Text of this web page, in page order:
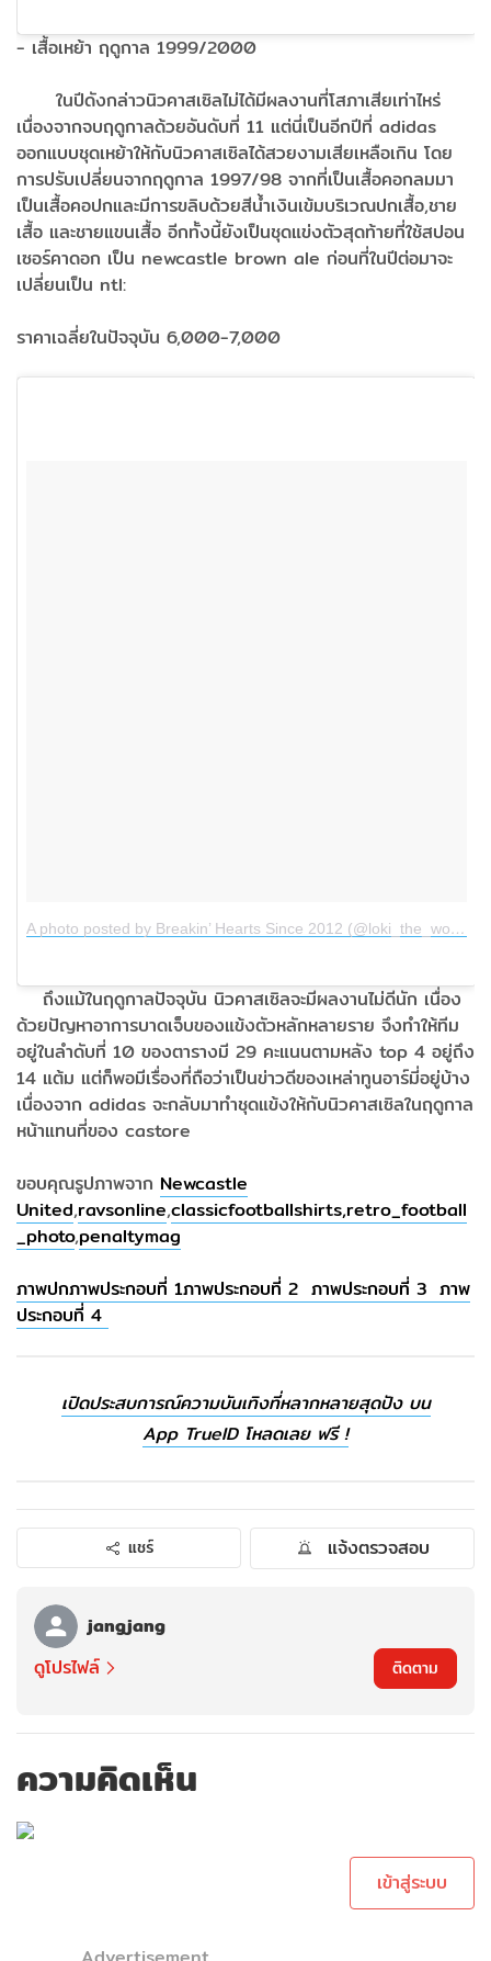
- เสื้อเหย้า ฤดูกาล 1999/2000
ในปีดังกล่าวนิวคาสเซิลไม่ได้มีผลงานที่โสภาเสียเท่าไหร่
เนื่องจากจบฤดูกาลด้วยอันดับที่ 11 แต่นี่เป็นอีกปีที่ adidas
ออกแบบชุดเหย้าให้กับนิวคาสเซิลได้สวยงามเสียเหลือเกิน โดย
การปรับเปลี่ยนจากฤดูกาล 1997/98 จากที่เป็นเสื้อคอกลมมา
เป็นเสื้อคอปกและมีการขลิบด้วยสีน้ำเงินเข้มบริเวณปกเสื้อ,ชาย
เสื้อ และชายแขนเสื้อ อีกทั้งนี้ยังเป็นชุดแข่งตัวสุดท้ายที่ใช้สปอน
เซอร์คาดอก เป็น newcastle brown ale ก่อนที่ในปีต่อมาจะ
เปลี่ยนเป็น ntl:
ราคาเฉลี่ยในปัจจุบัน 6,000-7,000
A photo posted by Breakin’ Hearts Since 2012 (@loki_the_wolfdog)
ถึงแม้ในฤดูกาลปัจจุบัน นิวคาสเซิลจะมีผลงานไม่ดีนัก เนื่อง
ด้วยปัญหาอาการบาดเจ็บของแข้งตัวหลักหลายราย จึงทำให้ทีม
อยู่ในลำดับที่ 10 ของตารางมี 29 คะแนนตามหลัง top 4 อยู่ถึง
14 แต้ม แต่ก็พอมีเรื่องที่ถือว่าเป็นข่าวดีของเหล่าทูนอาร์มี่อยู่บ้าง
เนื่องจาก adidas จะกลับมาทำชุดแข้งให้กับนิวคาสเซิลในฤดูกาล
หน้าแทนที่ของ castore
ขอบคุณรูปภาพจาก Newcastle
United,ravsonline,classicfootballshirts,retro_football
_photo,penaltymag
ภาพปกภาพประกอบที่ 1ภาพประกอบที่ 2 ภาพประกอบที่ 3 ภาพ
ประกอบที่ 4
เปิดประสบการณ์ความบันเทิงที่หลากหลายสุดปัง บน
App TrueID โหลดเลย ฟรี !
แชร์ แจ้งตรวจสอบ
jangjang
ดูโปรไฟล์
ติดตาม
ความคิดเห็นกรุณาเข้าสู่ระบบ
เข้าสู่ระบบ